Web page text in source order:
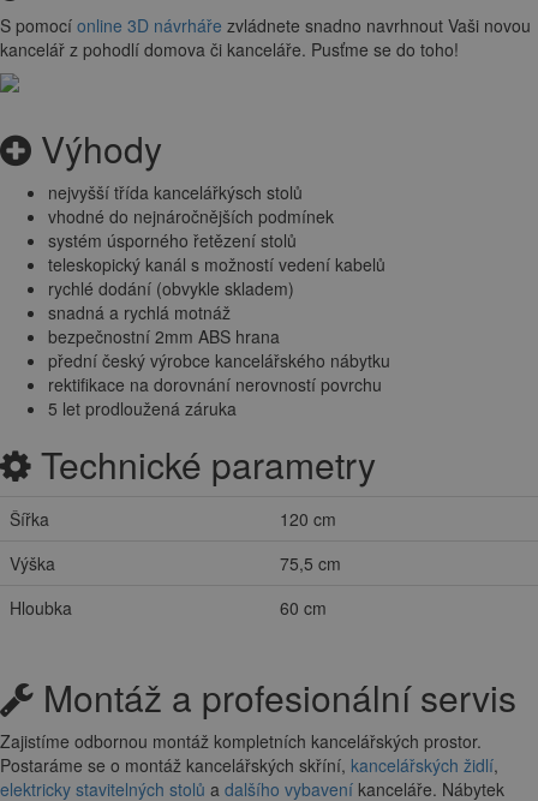
S pomocí online 3D návrháře zvládnete snadno navrhnout Vaši novou
kancelář z pohodlí domova či kanceláře. Pusťme se do toho!
Výhody
nejvyšší třída kancelářkýsch stolů
vhodné do nejnáročnějších podmínek
systém úsporného řetězení stolů
teleskopický kanál s možností vedení kabelů
rychlé dodání (obvykle skladem)
snadná a rychlá motnáž
bezpečnostní 2mm ABS hrana
přední český výrobce kancelářského nábytku
rektifikace na dorovnání nerovností povrchu
5 let prodloužená záruka
Technické parametry
Šířka
120 cm
Výška
75,5 cm
Hloubka
60 cm
Montáž a profesionální servis
Zajistíme odbornou montáž kompletních kancelářských prostor.
Postaráme se o montáž kancelářských skříní, kancelářských židlí,
elektricky stavitelných stolů a dalšího vybavení kanceláře. Nábytek